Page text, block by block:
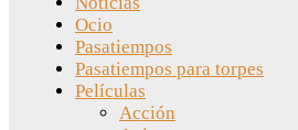
Ocio
Pasatiempos
Pasatiempos para torpes
Películas
Acción